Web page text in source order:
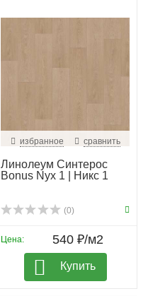
избранное сравнить
Линолеум Синтерос
Bonus Nyx 1 | Никс 1
(0)
Цена: 540 ₽/м2
Купить